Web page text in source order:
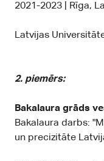
2021-2023 | Rīga,
Latvijas
2. piemērs:
Bakalaura grāds
Bakalaura darbs:
un precizitāte